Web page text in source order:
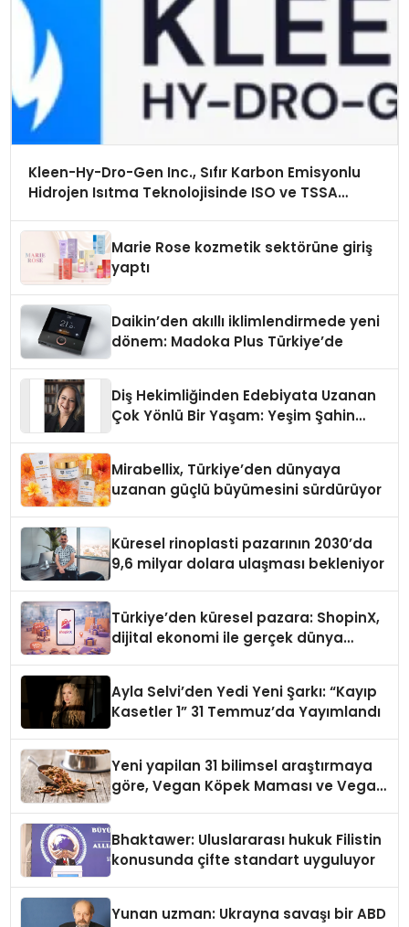
Kleen-Hy-Dro-Gen Inc., Sıfır Karbon Emisyonlu
Hidrojen Isıtma Teknolojisinde ISO ve TSSA
Marie Rose kozmetik sektörüne giriş
yaptı
Daikin’den akıllı iklimlendirmede yeni
dönem: Madoka Plus Türkiye’de
Diş Hekimliğinden Edebiyata Uzanan
Çok Yönlü Bir Yaşam: Yeşim Şahin
Mirabellix, Türkiye’den dünyaya
uzanan güçlü büyümesini sürdürüyor
Küresel rinoplasti pazarının 2030’da
9,6 milyar dolara ulaşması bekleniyor
Türkiye’den küresel pazara: ShopinX,
dijital ekonomi ile gerçek dünya
Ayla Selvi’den Yedi Yeni Şarkı: “Kayıp
Kasetler 1” 31 Temmuz’da Yayımlandı
Yeni yapilan 31 bilimsel araştırmaya
göre, Vegan Köpek Maması ve Vegan
Bhaktawer: Uluslararası hukuk Filistin
konusunda çifte standart uyguluyor
Yunan uzman: Ukrayna savaşı bir ABD